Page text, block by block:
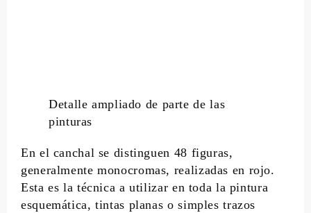
Detalle ampliado de parte de las
pinturas
En el canchal se distinguen 48 figuras,
generalmente monocromas, realizadas en rojo.
Esta es la técnica a utilizar en toda la pintura
esquemática, tintas planas o simples trazos